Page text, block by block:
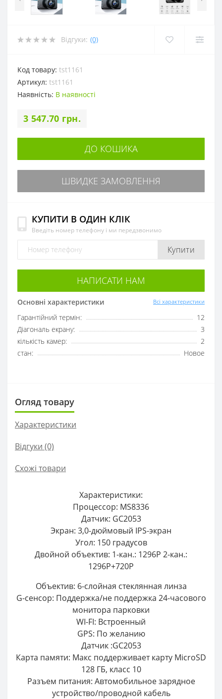
Відгуки: (0)
Код товару: tst1161
Артикул: tst1161
Наявність: В наявності
3 547.70 грн.
ДО КОШИКА
ШВИДКЕ ЗАМОВЛЕННЯ
КУПИТИ В ОДИН КЛІК
Введіть номер телефону і ми передзвонимо
Купити
НАПИСАТИ НАМ
Основні характеристики Всі характеристики
Гарантійний термін:
12
Діагональ екрану:
3
кількість камер:
2
стан:
Новое
Огляд товару
Характеристики
Відгуки (0)
Схожі товари
Характеристики:
Процессор: MS8336
Датчик: GC2053
Экран: 3,0-дюймовый IPS-экран
Угол: 150 градусов
Двойной объектив: 1-кан.: 1296P 2-кан.:
1296P+720P
Объектив: 6-слойная стеклянная линза
G-сенсор: Поддержка/не поддержка 24-часового
монитора парковки
WI-FI: Встроенный
GPS: По желанию
Датчик :GC2053
Карта памяти: Макс поддерживает карту MicroSD
128 ГБ, класс 10
Разъем питания: Автомобильное зарядное
устройство/проводной кабель